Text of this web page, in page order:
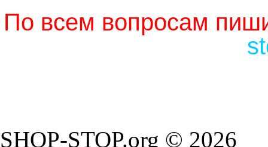
По всем вопросам
SHOP-STOP.org © 2026